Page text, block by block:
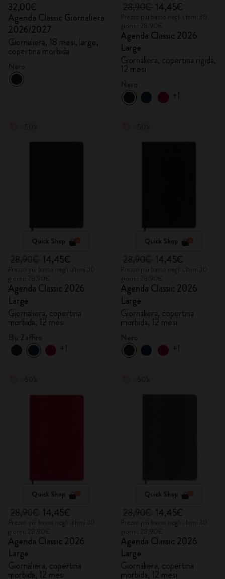
32,00€
Agenda Classic Giornaliera
2026/2027
Giornaliera, 18 mesi, large,
copertina morbida
14,45€
Agenda Classic 2026
Large
Giornaliera, copertina rigida,
12 mesi
+1
Quick Shop
14,45€
Agenda Classic 2026
Large
Giornaliera, copertina
morbida, 12 mesi
+1
Quick Shop
14,45€
Agenda Classic 2026
Large
Giornaliera, copertina
morbida, 12 mesi
+1
Quick Shop
14,45€
Agenda Classic 2026
Large
Giornaliera, copertina
morbida, 12 mesi
Quick Shop
14,45€
Agenda Classic 2026
Large
Giornaliera, copertina
morbida, 12 mesi